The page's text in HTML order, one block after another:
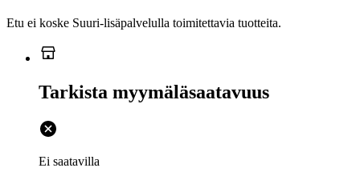
Etu ei koske Suuri‑lisäpalvelulla toimitettavia tuotteita.
Tarkista myymäläsaatavuus
Ei saatavilla